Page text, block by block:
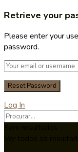
Retrieve your
Please enter your
password.
Log In